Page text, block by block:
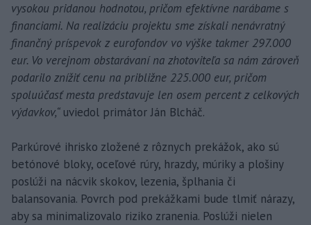
vysokou pridanou hodnotou, pričom efektívne narábame s
financiami. Na realizáciu projektu sme získali nenávratný
finančný príspevok z eurofondov vo výške takmer 297.000
eur. Vo verejnom obstarávaní na zhotoviteľa sa nám zároveň
podarilo znížiť cenu na približne 225.000 eur, pričom
spoluúčasť mesta predstavuje len osem percent z celkových
výdavkov,“ uviedol primátor Ján Blcháč.
Parkúrové ihrisko zložené z rôznych prekážok, ako sú
betónové bloky, oceľové rúry, hrazdy, múriky a plošiny
poslúži na nácvik skokov, lezenia, šplhania či
balansovania. Povrch pod prekážkami bude tlmiť nárazy,
aby sa minimalizovalo riziko zranenia. Poslúži nielen